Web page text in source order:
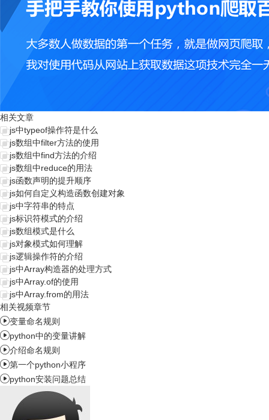
相关文章
js中typeof操作符是什么
js数组中filter方法的使用
js数组中find方法的介绍
js数组中reduce的用法
js函数声明的提升顺序
js如何自定义构造函数创建对象
js中字符串的特点
js标识符模式的介绍
js数组模式是什么
js对象模式如何理解
js逻辑操作符的介绍
js中Array构造器的处理方式
js中Array.of的使用
js中Array.from的用法
相关视频章节
变量命名规则
python中的变量讲解
介绍命名规则
第一个python小程序
python安装问题总结